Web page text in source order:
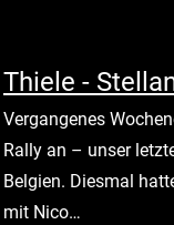
Thiele -
Vergangenes
Rally an – unser
Belgien. Diesmal
mit Nico…